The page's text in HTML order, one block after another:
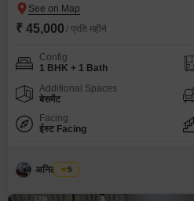
₹ 45,000 / प्रति महीने
Config
1 BHK + 1 Bath
Additional Spaces
बेसमेंट
Facing
ईस्ट Facing
अनिल कांबळे
5